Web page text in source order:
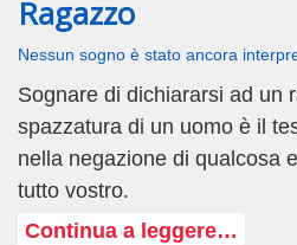
Ragazzo
Nessun sogno è stato ancora
Sognare di dichiararsi ad un
spazzatura di un uomo è il
nella negazione di qualcosa
tutto vostro.
Continua a leggere…